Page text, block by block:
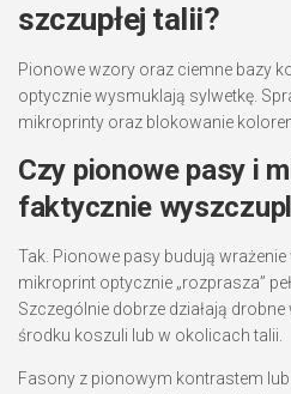
szczupłej talii?
Pionowe wzory oraz ciemne bazy
optycznie wysmuklają sylwetkę.
mikroprinty oraz blokowanie
Czy pionowe pasy i
faktycznie
Tak. Pionowe pasy budują
mikroprint optycznie „rozprasza”
Szczególnie dobrze działają
środku koszuli lub w okolicach talii.
Fasony z pionowym kontrastem